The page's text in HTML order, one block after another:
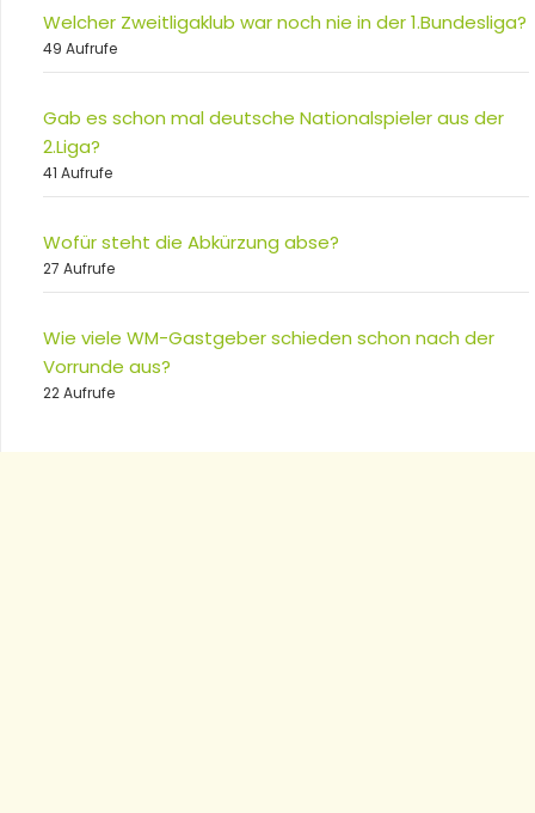
Welcher Zweitligaklub war noch nie in der 1.Bundesliga?
49 Aufrufe
Gab es schon mal deutsche Nationalspieler aus der
2.Liga?
41 Aufrufe
Wofür steht die Abkürzung abse?
27 Aufrufe
Wie viele WM-Gastgeber schieden schon nach der
Vorrunde aus?
22 Aufrufe